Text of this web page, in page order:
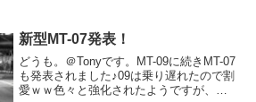
新型MT-07発表！
どうも。＠Tonyです。MT-09に続きMT-07
も発表されました♪09は乗り遅れたので割
愛ｗｗ色々と強化されたようですが、顔